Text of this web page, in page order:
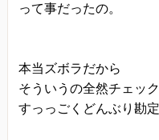
い限り、
三者に開示・提供す
個人情報の管理
当方は、個人情報の
って事だったの。
本当ズボラだから
そういうの全然チェッ
すっっごくどんぶり勘